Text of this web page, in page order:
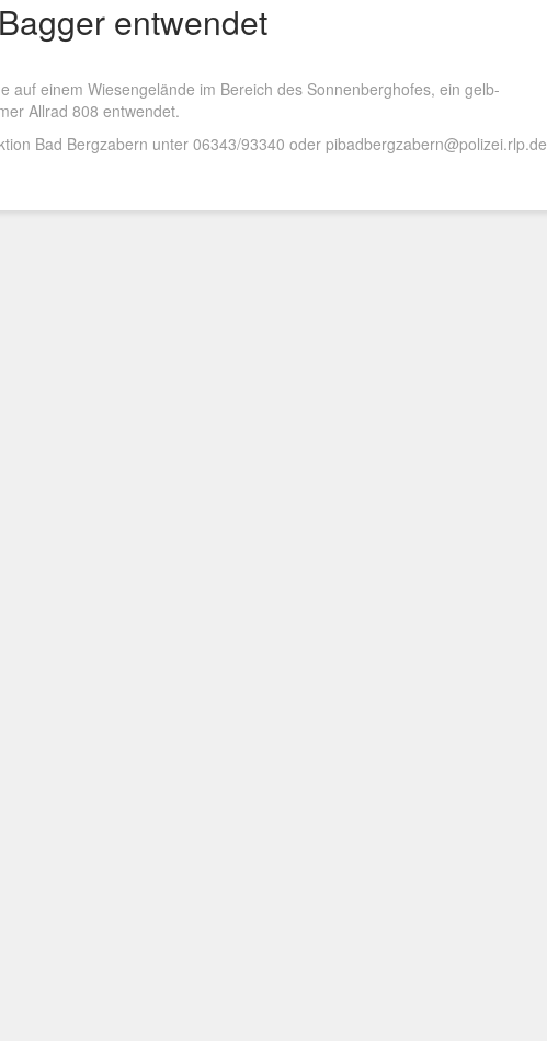
Bagger entwendet
auf einem Wiesengelände im Bereich des Sonnenberghofes, ein gelb-
Allrad 808 entwendet.
Bad Bergzabern unter 06343/93340 oder pibadbergzabern@polizei.rlp.de